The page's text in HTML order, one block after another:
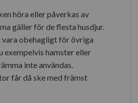
höra eller påverkas av
gäller för de flesta husdjur.
obehagligt för övriga
exempelvis hamster eller
inte användas.
får då ske med främst